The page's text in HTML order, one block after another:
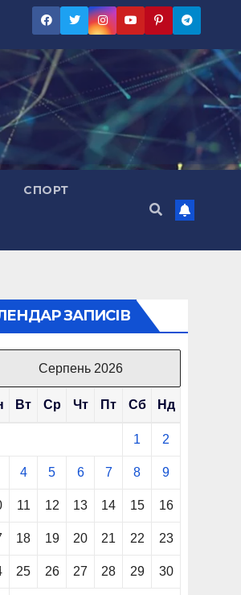
СПОРТ
ЗАПИСІВ
Серпень 2026
Вт Ср Чт Пт Сб Нд
1 2
4 5 6 7 8 9
11 12 13 14 15 16
18 19 20 21 22 23
25 26 27 28 29 30